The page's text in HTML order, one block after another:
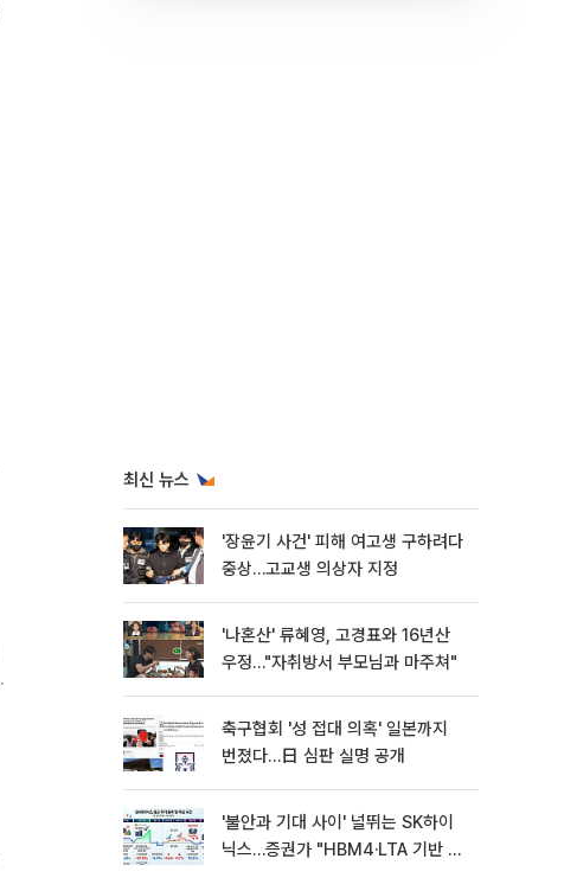
최신 뉴스
'장윤기 사건' 피해 여고생 구하려다
중상…고교생 의상자 지정
'나혼산' 류혜영, 고경표와 16년산
우정…"자취방서 부모님과 마주쳐"
축구협회 '성 접대 의혹' 일본까지
번졌다…日 심판 실명 공개
'불안과 기대 사이' 널뛰는 SK하이
닉스…증권가 "HBM4·LTA 기반 펀